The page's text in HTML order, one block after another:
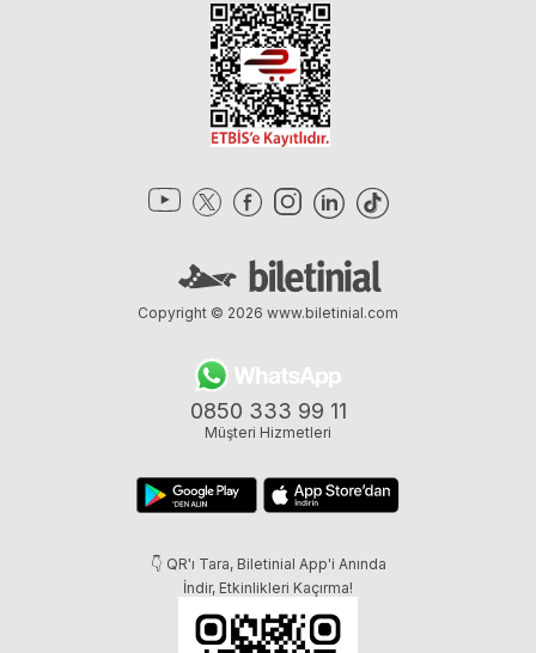
0850 333 99 11
Müşteri Hizmetleri
👇 QR'ı Tara, Biletinial App'i Anında
İndir, Etkinlikleri Kaçırma!
Copyright © 2026 www.biletinial.com